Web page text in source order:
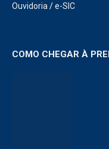
Ouvidoria /e-SIC
COMO CHEGAR À